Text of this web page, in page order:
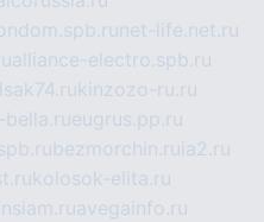
net-life.net.ru
alliance-electro.spb.ru
kinzozo-ru.ru
eugrus.pp.ru
bezmorchin.ru ia2.ru
kolosok-elita.ru
insiam.ruavegainfo.ru